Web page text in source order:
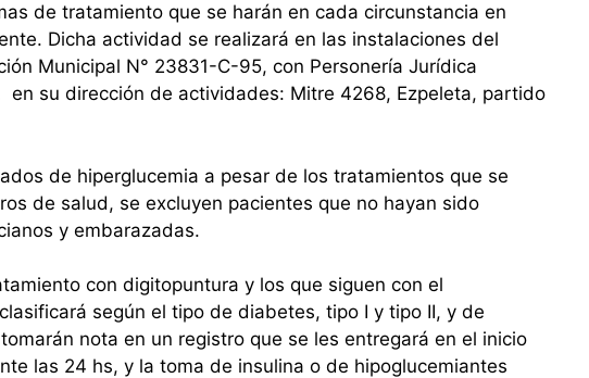
de tratamiento que se harán en cada circunstancia en
Dicha actividad se realizará en las instalaciones del
Municipal N° 23831-C-95, con Personería Jurídica
en su dirección de actividades: Mitre 4268, Ezpeleta, partido
de hiperglucemia a pesar de los tratamientos que se
de salud, se excluyen pacientes que no hayan sido
y embarazadas.
con digitopuntura y los que siguen con el
según el tipo de diabetes, tipo I y tipo II, y de
nota en un registro que se les entregará en el inicio
las 24 hs, y la toma de insulina o de hipoglucemiantes